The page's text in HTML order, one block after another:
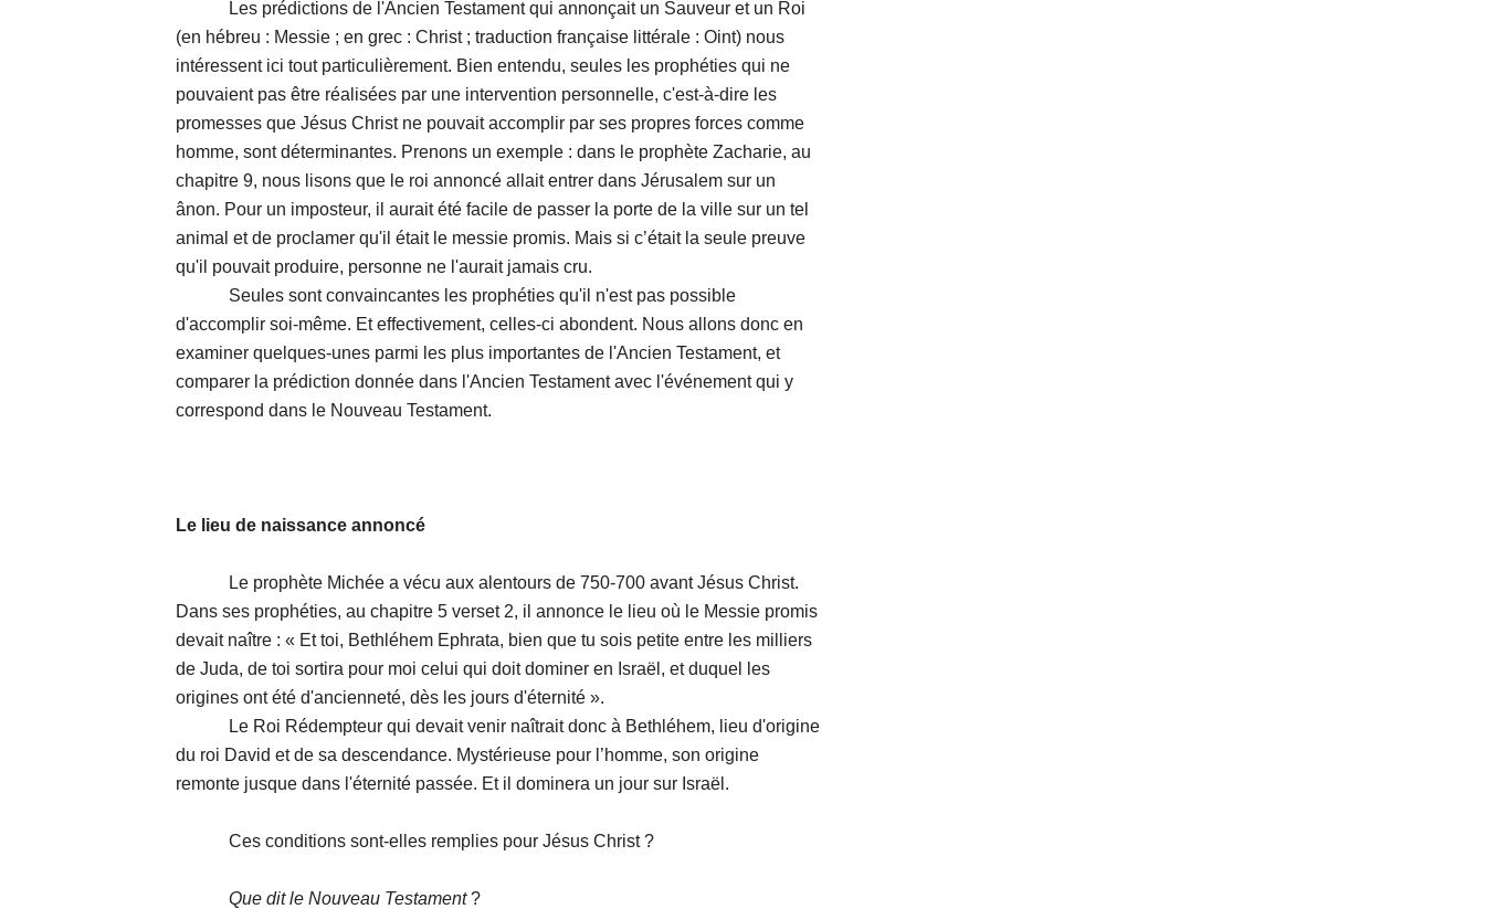
Les prédictions de l'Ancien Testament qui annonçait un Sauveur et un Roi
(en hébreu : Messie ; en grec : Christ ; traduction française littérale : Oint) nous
intéressent ici tout particulièrement. Bien entendu, seules les prophéties qui ne
pouvaient pas être réalisées par une intervention personnelle, c'est-à-dire les
promesses que Jésus Christ ne pouvait accomplir par ses propres forces comme
homme, sont déterminantes. Prenons un exemple : dans le prophète Zacharie, au
chapitre 9, nous lisons que le roi annoncé allait entrer dans Jérusalem sur un
ânon. Pour un imposteur, il aurait été facile de passer la porte de la ville sur un tel
animal et de proclamer qu'il était le messie promis. Mais si c’était la seule preuve
qu'il pouvait produire, personne ne l'aurait jamais cru.
Seules sont convaincantes les prophéties qu'il n'est pas possible
d'accomplir soi-même. Et effectivement, celles-ci abondent. Nous allons donc en
examiner quelques-unes parmi les plus importantes de l'Ancien Testament, et
comparer la prédiction donnée dans l'Ancien Testament avec l'événement qui y
correspond dans le Nouveau Testament.
Le lieu de naissance annoncé
Le prophète Michée a vécu aux alentours de 750-700 avant Jésus Christ.
Dans ses prophéties, au chapitre 5 verset 2, il annonce le lieu où le Messie promis
devait naître : « Et toi, Bethléhem Ephrata, bien que tu sois petite entre les milliers
de Juda, de toi sortira pour moi celui qui doit dominer en Israël, et duquel les
origines ont été d'ancienneté, dès les jours d'éternité ».
Le Roi Rédempteur qui devait venir naîtrait donc à Bethléhem, lieu d'origine
du roi David et de sa descendance. Mystérieuse pour l’homme, son origine
remonte jusque dans l'éternité passée. Et il dominera un jour sur Israël.
Ces conditions sont-elles remplies pour Jésus Christ ?
Que dit le Nouveau Testament?